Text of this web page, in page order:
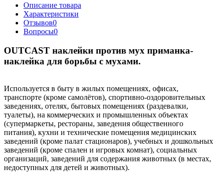
Описание товара
Характеристики
Отзывов0
Вопросы0
OUTCAST наклейки против мух приманка-
наклейка для борьбы с мухами.
Используется в быту в жилых помещениях, офисах,
транспорте (кроме самолётов), спортивно-оздоровительных
заведениях, отелях, бытовых помещениях (раздевалки,
туалеты), на коммерческих и промышленных объектах
(супермаркеты, рестораны, заведения общественного
питания), кухни и технические помещения медицинских
заведений (кроме палат стационаров), учебных и дошкольных
заведений (кроме спален и игровых комнат), социальных
организаций, заведений для содержания животных (в местах,
недоступных для детей и животных).